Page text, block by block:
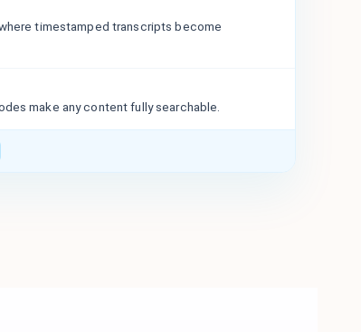
timestamped transcripts become
make any content fully searchable.